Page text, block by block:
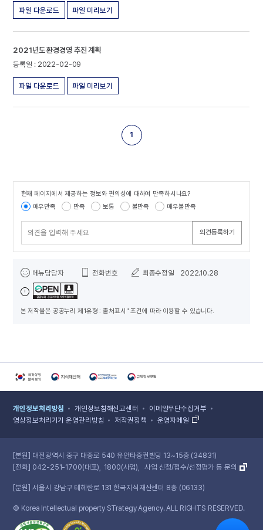
파일 다운로드 파일 미리보기
2021년도 환경경영 추진 계획
2022-02-09
파일 다운로드 파일 미리보기
1
콘텐츠 만족도 조사
현재 페이지에서 제공하는 정보와 편의성에 대하여 만족하시나요?
매우만족
만족 보통 불만족 매우불만족
의견등록하기
메뉴담당자 전화번호 최종수정일 2022.10.28
본 저작물은 공공누리 제1유형 : 출처표시" 조건에 따라 이용할 수 있습니다.
개인정보처리방침 개인정보침해신고센터
이메일무단수집거부
영상정보처리기기 운영관리방침
저작권정책 운영자메일
[본원] 대전광역시 중구 대종로 540 유안타증권빌딩 13~15층 (34831)
[전화] 042-251-1700(대표) 1800(사업) 사업 신청/접수/선정평가 등 문의
[분원] 서울시 강남구 테헤란로 131 한국지식재산센터 8층 (06133)
© Korea Intellectual property STrategy Agency. ALL RIGHTS RESERVED.